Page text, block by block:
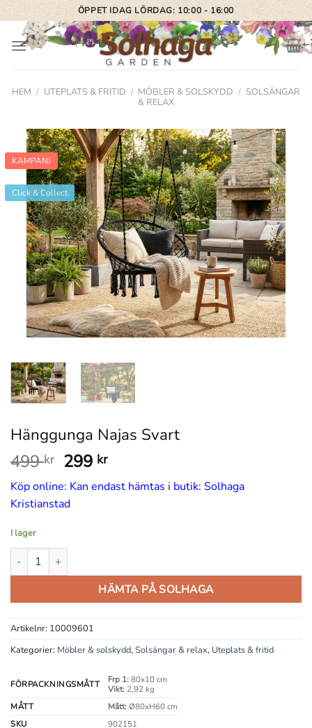
Skip
to
content
ÖPPET IDAG LÖRDAG: 10:00 - 16:00
HEM / UTEPLATS & FRITID / MÖBLER & SOLSKYDD / SOLSÄNGAR
& RELAX
KAMPANJ
Click & Collect
Hänggunga Najas Svart
499kr Det
ursprungliga
priset
var:
299 krDet
nuvarande
priset
Köp online: Kan endast hämtas i butik: Solhaga
Kristianstad
I lager
Hänggunga Najas Svart mängd
HÄMTA PÅ SOLHAGA
Artikelnr: 10009601
Kategorier: Möbler & solskydd,Solsängar & relax, Uteplats & fritid
FÖRPACKNINGSMÅTT Frp 1:80x10 cm
Vikt:2,92 kg
MÅTT
Mått:Ø80xH60 cm
SKU
902151